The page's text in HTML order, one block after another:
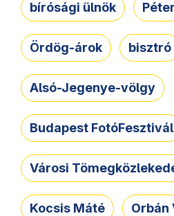
bírósági ülnök
Ördög-árok bisztró
Alsó-Jegenye-völgy
Budapest FotóFesztivál
Városi
Kocsis Máté Orbán